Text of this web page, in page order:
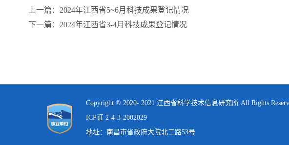
上一篇：2024年江西省5~6月科技成果登记情况
下一篇：2024年江西省3-4月科技成果登记情况
Copyright © 2020- 2021 江西省科学技术信息研究所 All Rights
ICP证 2-4-3-2002029
地址：南昌市省政府大院北二路53号